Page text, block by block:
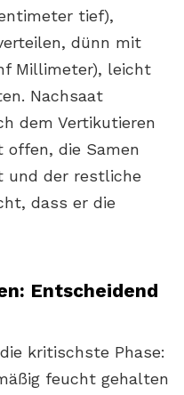
tief),
dünn mit
Millimeter), leicht
Nachsaat
dem Vertikutieren
offen, die Samen
und der restliche
dass er die
Entscheidend
kritischste Phase:
feucht gehalten